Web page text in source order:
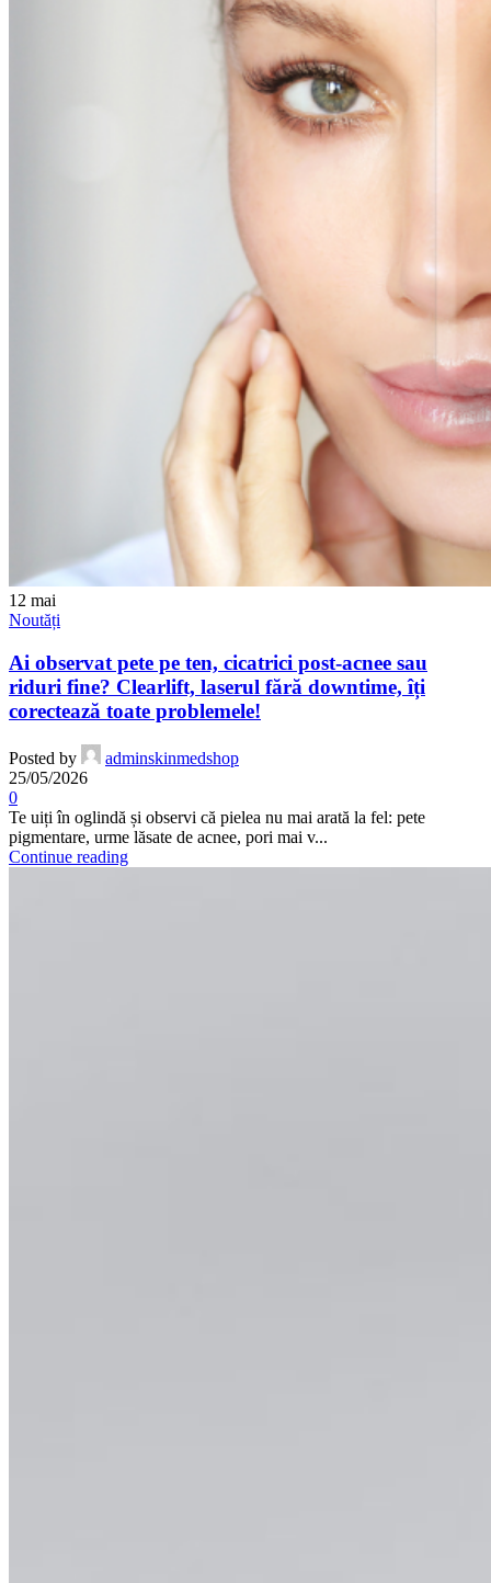
12 mai
Noutăți
Ai observat pete pe ten, cicatrici post-acnee sau
riduri fine? Clearlift, laserul fără downtime, îți
corectează toate problemele!
Posted by
adminskinmedshop
25/05/2026
0
Te uiți în oglindă și observi că pielea nu mai arată la fel: pete
pigmentare, urme lăsate de acnee, pori mai v...
Continue reading